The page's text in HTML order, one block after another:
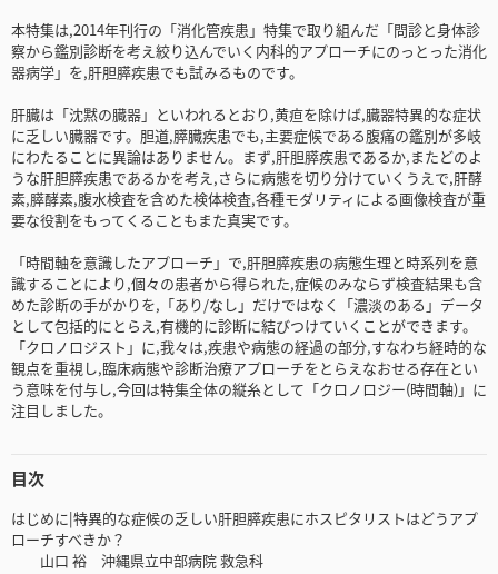
本特集は,2014年刊行の「消化管疾患」特集で取り組んだ「問診と身体診
察から鑑別診断を考え絞り込んでいく内科的アプローチにのっとった消化
器病学」を,肝胆膵疾患でも試みるものです。
肝臓は「沈黙の臓器」といわれるとおり,黄疸を除けば,臓器特異的な症状
に乏しい臓器です。胆道,膵臓疾患でも,主要症候である腹痛の鑑別が多岐
にわたることに異論はありません。まず,肝胆膵疾患であるか,またどのよ
うな肝胆膵疾患であるかを考え,さらに病態を切り分けていくうえで,肝酵
素,膵酵素,腹水検査を含めた検体検査,各種モダリティによる画像検査が重
要な役割をもってくることもまた真実です。
「時間軸を意識したアプローチ」で,肝胆膵疾患の病態生理と時系列を意
識することにより,個々の患者から得られた,症候のみならず検査結果も含
めた診断の手がかりを,「あり/なし」だけではなく「濃淡のある」データ
として包括的にとらえ,有機的に診断に結びつけていくことができます。
「クロノロジスト」に,我々は,疾患や病態の経過の部分,すなわち経時的な
観点を重視し,臨床病態や診断治療アプローチをとらえなおせる存在とい
う意味を付与し,今回は特集全体の縦糸として「クロノロジー(時間軸)」に
注目しました。
目次
はじめに|特異的な症候の乏しい肝胆膵疾患にホスピタリストはどうアプ
ローチすべきか？
山口 裕 沖縄県立中部病院 救急科